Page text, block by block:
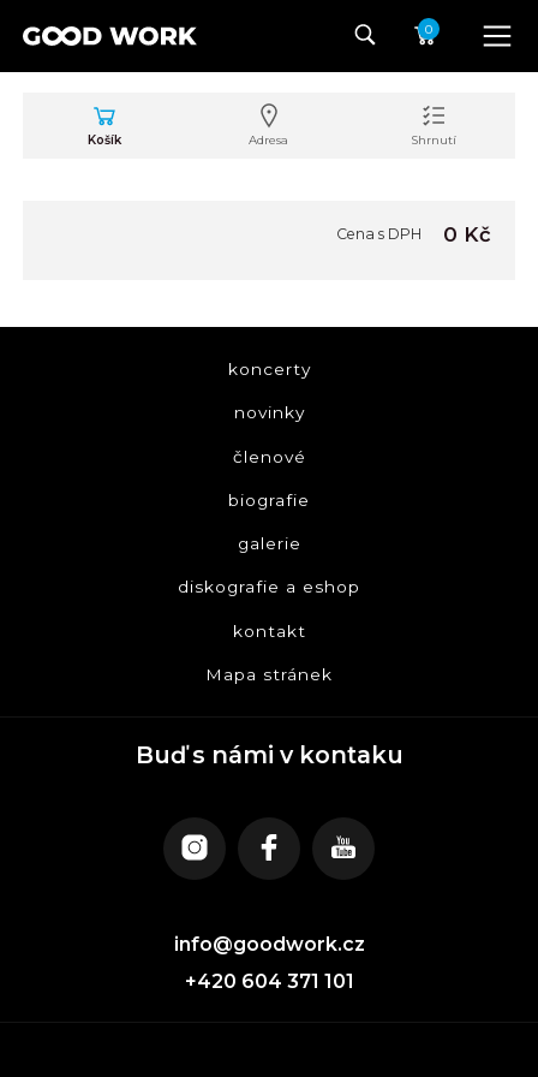
0
Košík Adresa Shrnutí
Cena s DPH 0 Kč
koncerty
novinky
členové
biografie
galerie
diskografie a eshop
kontakt
Mapa stránek
Buď s námi v kontaku
info@goodwork.cz
+420 604 371 101